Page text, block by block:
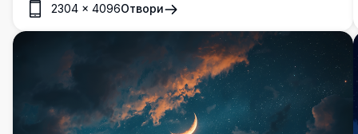
2304 × 4096Отвори